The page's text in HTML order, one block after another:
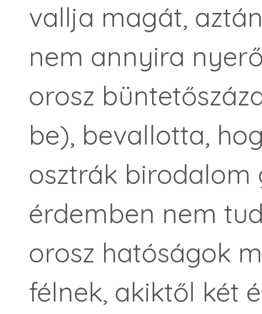
vallja magát,
nem annyira
orosz
be), bevallotta,
osztrák birodalom
érdemben nem
orosz hatóságok
félnek, akiktől két